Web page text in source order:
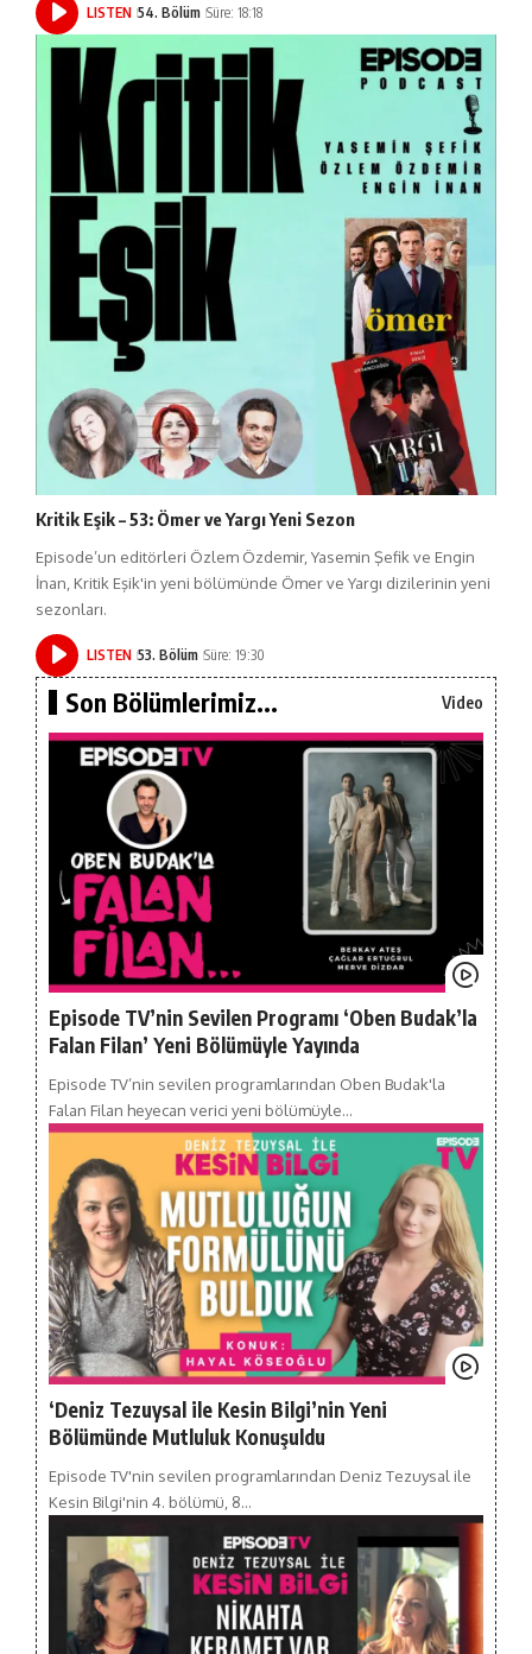
LISTEN 54. Bölüm Süre: 18:18
Kritik Eşik – 53: Ömer ve Yargı Yeni Sezon
Episode’un editörleri Özlem Özdemir, Yasemin Şefik ve Engin
İnan, Kritik Eşik'in yeni bölümünde Ömer ve Yargı dizilerinin yeni
sezonları.
LISTEN 53. Bölüm Süre: 19:30
Son Bölümlerimiz... Video
Episode TV’nin Sevilen Programı ‘Oben Budak’la
Falan Filan’ Yeni Bölümüyle Yayında
Episode TV’nin sevilen programlarından Oben Budak'la
Falan Filan heyecan verici yeni bölümüyle…
‘Deniz Tezuysal ile Kesin Bilgi’nin Yeni
Bölümünde Mutluluk Konuşuldu
Episode TV'nin sevilen programlarından Deniz Tezuysal ile
Kesin Bilgi'nin 4. bölümü, 8…